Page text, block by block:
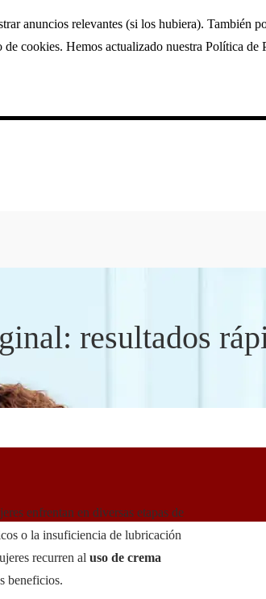
anuncios relevantes (si los hubiera). También
cookies. Hemos actualizado nuestra Política
resultados
enfrentan en diversas etapas de
o la insuficiencia de lubricación
recurren al uso de crema
beneficios.